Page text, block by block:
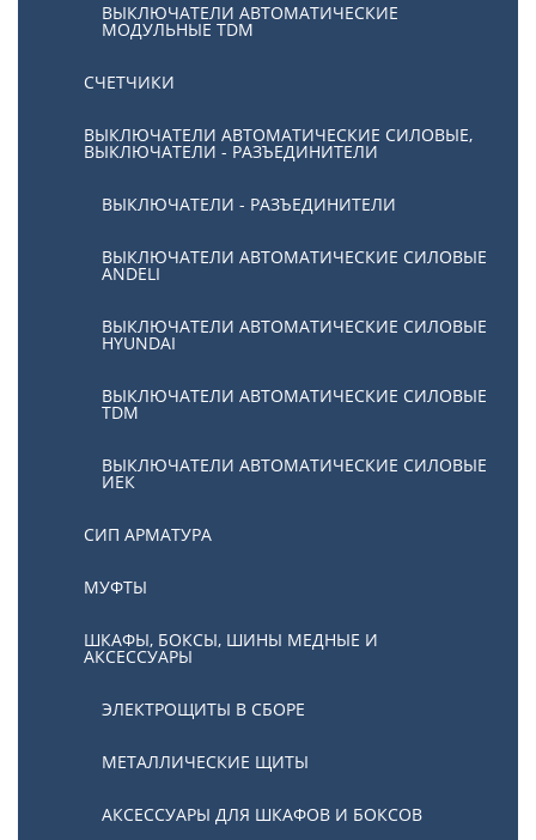
ВЫКЛЮЧАТЕЛИ АВТОМАТИЧЕСКИЕ
МОДУЛЬНЫЕ TDM
СЧЕТЧИКИ
ВЫКЛЮЧАТЕЛИ АВТОМАТИЧЕСКИЕ СИЛОВЫЕ,
ВЫКЛЮЧАТЕЛИ - РАЗЪЕДИНИТЕЛИ
ВЫКЛЮЧАТЕЛИ - РАЗЪЕДИНИТЕЛИ
ВЫКЛЮЧАТЕЛИ АВТОМАТИЧЕСКИЕ СИЛОВЫЕ
ANDELI
ВЫКЛЮЧАТЕЛИ АВТОМАТИЧЕСКИЕ СИЛОВЫЕ
HYUNDAI
ВЫКЛЮЧАТЕЛИ АВТОМАТИЧЕСКИЕ СИЛОВЫЕ
TDM
ВЫКЛЮЧАТЕЛИ АВТОМАТИЧЕСКИЕ СИЛОВЫЕ
ИЕК
СИП АРМАТУРА
МУФТЫ
ШКАФЫ, БОКСЫ, ШИНЫ МЕДНЫЕ И
АКСЕССУАРЫ
ЭЛЕКТРОЩИТЫ В СБОРЕ
МЕТАЛЛИЧЕСКИЕ ЩИТЫ
АКСЕССУАРЫ ДЛЯ ШКАФОВ И БОКСОВ